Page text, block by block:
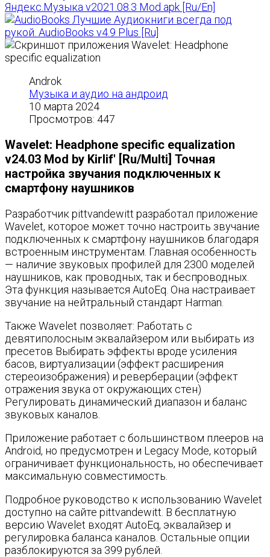
Яндекс.Музыка v2021.08.3 Mod apk [Ru/En]
Лучшие Аудиокниги всегда под
рукой. AudioBooks v4.9 Plus [Ru]
Androk
Музыка и аудио на андроид
10 марта 2024
Просмотров: 447
Wavelet: Headphone specific equalization
v24.03 Mod by Kirlif' [Ru/Multi] Точная
настройка звучания подключенных к
смартфону наушников
Разработчик pittvandewitt разработал приложение
Wavelet, которое может точно настроить звучание
подключенных к смартфону наушников благодаря
встроенным инструментам. Главная особенность
— наличие звуковых профилей для 2300 моделей
наушников, как проводных, так и беспроводных.
Эта функция называется AutoEq. Она настраивает
звучание на нейтральный стандарт Harman.
Также Wavelet позволяет: Работать с
девятиполосным эквалайзером или выбирать из
пресетов Выбирать эффекты вроде усиления
басов, виртуализации (эффект расширения
стереоизображения) и реверберации (эффект
отражения звука от окружающих стен)
Регулировать динамический диапазон и баланс
звуковых каналов.
Приложение работает с большинством плееров на
Android, но предусмотрен и Legacy Mode, который
ограничивает функциональность, но обеспечивает
максимальную совместимость.
Подробное руководство к использованию Wavelet
доступно на сайте pittvandewitt. В бесплатную
версию Wavelet входят AutoEq, эквалайзер и
регулировка баланса каналов. Остальные опции
разблокируются за 399 рублей.